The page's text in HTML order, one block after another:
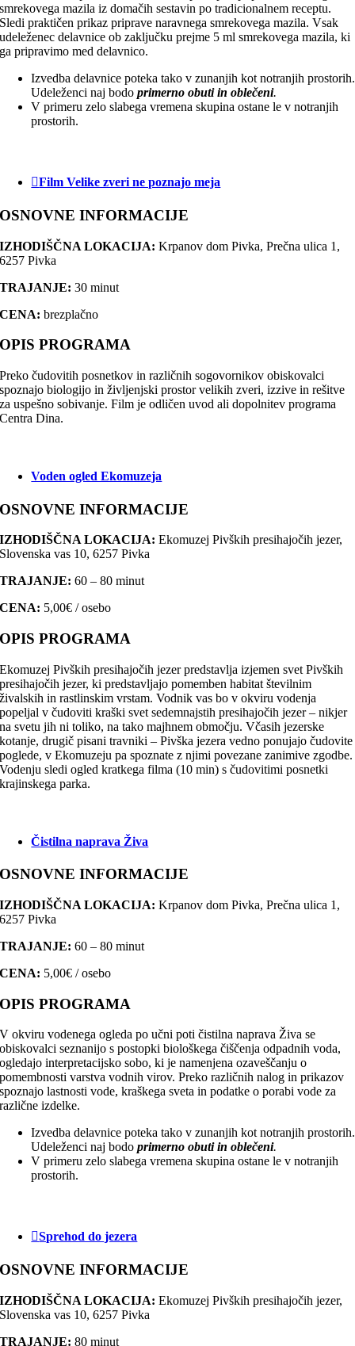
smrekovega mazila iz domačih sestavin po tradicionalnem receptu.
Sledi praktičen prikaz priprave naravnega smrekovega mazila. Vsak
udeleženec delavnice ob zaključku prejme 5 ml smrekovega mazila, ki
ga pripravimo med delavnico.
Izvedba delavnice poteka tako v zunanjih kot notranjih prostorih.
Udeleženci naj bodo primerno obuti in oblečeni.
V primeru zelo slabega vremena skupina ostane le v notranjih
prostorih.
Film Velike zveri ne poznajo meja
OSNOVNE INFORMACIJE
IZHODIŠČNA LOKACIJA: Krpanov dom Pivka, Prečna ulica 1,
6257 Pivka
TRAJANJE: 30 minut
CENA: brezplačno
OPIS PROGRAMA
Preko čudovitih posnetkov in različnih sogovornikov obiskovalci
spoznajo biologijo in življenjski prostor velikih zveri, izzive in rešitve
za uspešno sobivanje. Film je odličen uvod ali dopolnitev programa
Centra Dina.
Voden ogled Ekomuzeja
OSNOVNE INFORMACIJE
IZHODIŠČNA LOKACIJA: Ekomuzej Pivških presihajočih jezer,
Slovenska vas 10, 6257 Pivka
TRAJANJE: 60 – 80 minut
CENA: 5,00€ / osebo
OPIS PROGRAMA
Ekomuzej Pivških presihajočih jezer predstavlja izjemen svet Pivških
presihajočih jezer, ki predstavljajo pomemben habitat številnim
živalskih in rastlinskim vrstam. Vodnik vas bo v okviru vodenja
popeljal v čudoviti kraški svet sedemnajstih presihajočih jezer – nikjer
na svetu jih ni toliko, na tako majhnem območju. Včasih jezerske
kotanje, drugič pisani travniki – Pivška jezera vedno ponujajo čudovite
poglede, v Ekomuzeju pa spoznate z njimi povezane zanimive zgodbe.
Vodenju sledi ogled kratkega filma (10 min) s čudovitimi posnetki
krajinskega parka.
Čistilna naprava Živa
OSNOVNE INFORMACIJE
IZHODIŠČNA LOKACIJA: Krpanov dom Pivka, Prečna ulica 1,
6257 Pivka
TRAJANJE: 60 – 80 minut
CENA: 5,00€ / osebo
OPIS PROGRAMA
V okviru vodenega ogleda po učni poti čistilna naprava Živa se
obiskovalci seznanijo s postopki biološkega čiščenja odpadnih voda,
ogledajo interpretacijsko sobo, ki je namenjena ozaveščanju o
pomembnosti varstva vodnih virov. Preko različnih nalog in prikazov
spoznajo lastnosti vode, kraškega sveta in podatke o porabi vode za
različne izdelke.
Izvedba delavnice poteka tako v zunanjih kot notranjih prostorih.
Udeleženci naj bodo primerno obuti in oblečeni.
V primeru zelo slabega vremena skupina ostane le v notranjih
prostorih.
Sprehod do jezera
OSNOVNE INFORMACIJE
IZHODIŠČNA LOKACIJA: Ekomuzej Pivških presihajočih jezer,
Slovenska vas 10, 6257 Pivka
TRAJANJE: 80 minut